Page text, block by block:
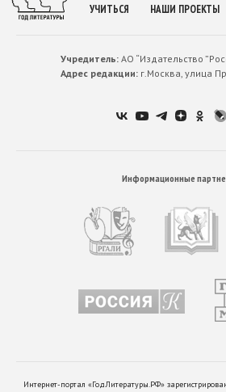
УЧИТЬСЯ
НАШИ ПРОЕКТЫ
Учредитель:АО “Издательство
Адрес редакции:г.Москва, улица
Информационные
Интернет-портал «ГодЛитературы.РФ»